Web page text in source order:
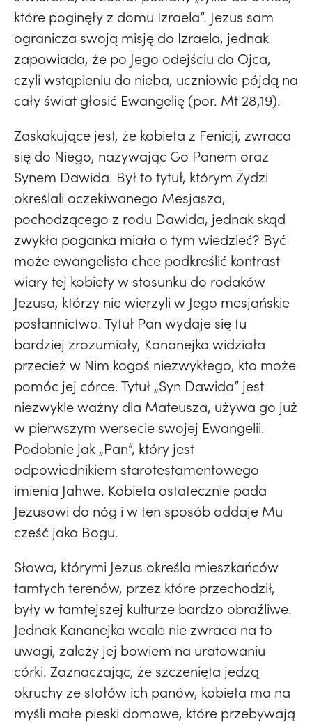
które poginęły z domu Izraela”. Jezus sam
ogranicza swoją misję do Izraela, jednak
zapowiada, że po Jego odejściu do Ojca,
czyli wstąpieniu do nieba, uczniowie pójdą na
cały świat głosić Ewangelię (por. Mt 28,19).
Zaskakujące jest, że kobieta z Fenicji, zwraca
się do Niego, nazywając Go Panem oraz
Synem Dawida. Był to tytuł, którym Żydzi
określali oczekiwanego Mesjasza,
pochodzącego z rodu Dawida, jednak skąd
zwykła poganka miała o tym wiedzieć? Być
może ewangelista chce podkreślić kontrast
wiary tej kobiety w stosunku do rodaków
Jezusa, którzy nie wierzyli w Jego mesjańskie
posłannictwo. Tytuł Pan wydaje się tu
bardziej zrozumiały, Kananejka widziała
przecież w Nim kogoś niezwykłego, kto może
pomóc jej córce. Tytuł „Syn Dawida” jest
niezwykle ważny dla Mateusza, używa go już
w pierwszym wersecie swojej Ewangelii.
Podobnie jak „Pan”, który jest
odpowiednikiem starotestamentowego
imienia Jahwe. Kobieta ostatecznie pada
Jezusowi do nóg i w ten sposób oddaje Mu
cześć jako Bogu.
Słowa, którymi Jezus określa mieszkańców
tamtych terenów, przez które przechodził,
były w tamtejszej kulturze bardzo obraźliwe.
Jednak Kananejka wcale nie zwraca na to
uwagi, zależy jej bowiem na uratowaniu
córki. Zaznaczając, że szczenięta jedzą
okruchy ze stołów ich panów, kobieta ma na
myśli małe pieski domowe, które przebywają